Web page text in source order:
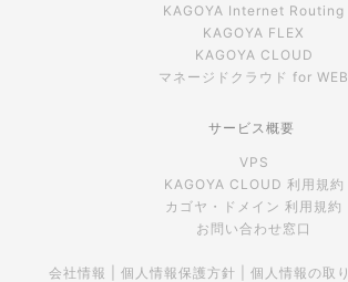
KAGOYA Internet Routing
KAGOYA FLEX
KAGOYA CLOUD
マネージドクラウド for WEB
サービス概要
VPS
KAGOYA CLOUD 利用規約
カゴヤ・ドメイン 利用規約
お問い合わせ窓口
会社情報 個人情報保護方針 個人情報の取